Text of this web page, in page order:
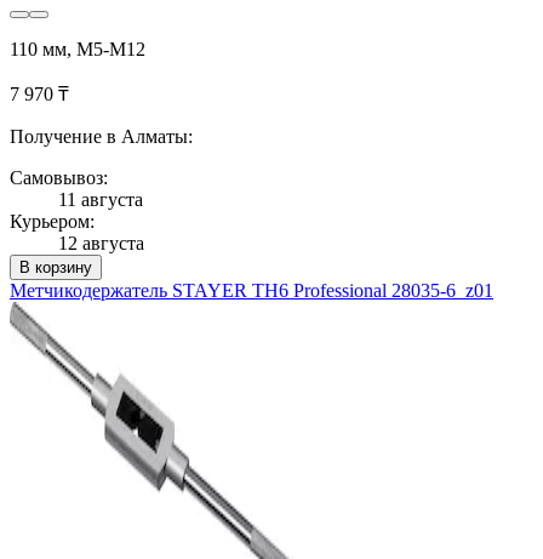
110 мм, M5-M12
7 970 ₸
Получение в Алматы:
Самовывоз:
11 августа
Курьером:
12 августа
В корзину
Метчикодержатель STAYER TH6 Professional 28035-6_z01